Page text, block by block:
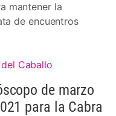
mantener la
de encuentros
Caballo
de marzo
para la Cabra